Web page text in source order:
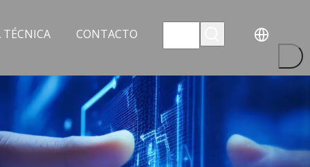
TÉCNICA CONTACTO